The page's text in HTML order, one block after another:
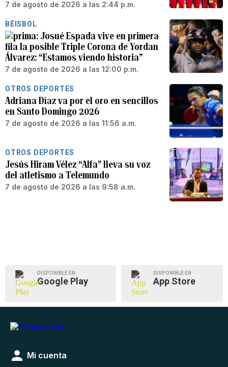
7 de agosto de 2026 a las 2:44 p.m.
BÉISBOL
Josué Espada vive en primera
fila la posible Triple Corona de Yordan
Álvarez: “Estamos viendo historia”
7 de agosto de 2026 a las 12:00 p.m.
OTROS DEPORTES
Adriana Díaz va por el oro en sencillos
en Santo Domingo 2026
7 de agosto de 2026 a las 11:56 a.m.
OTROS DEPORTES
Jesús Hiram Vélez “Alfa” lleva su voz
del atletismo a Telemundo
7 de agosto de 2026 a las 9:58 a.m.
DISPONIBLE EN
Google Play
DISPONIBLE EN
App Store
Mi cuenta